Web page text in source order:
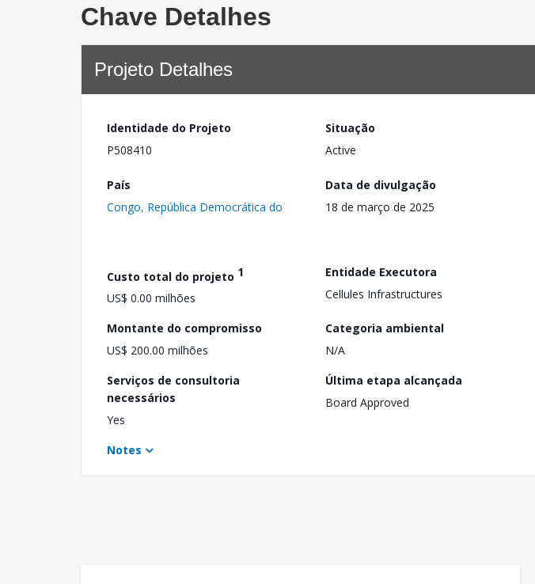
Chave Detalhes
Projeto Detalhes
Identidade do Projeto
P508410
Situação
Active
País
Congo, República Democrática do
Data de divulgação
18 de março de 2025
Custo total do projeto 1
US$ 0.00 milhões
Entidade Executora
Cellules Infrastructures
Montante do compromisso
US$ 200.00 milhões
Categoria ambiental
N/A
Serviços de consultoria
necessários
Yes
Última etapa alcançada
Board Approved
Notes